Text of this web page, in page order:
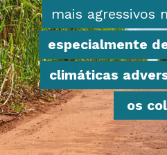
mais agressivos
especialmente
climáticas
os
mais agressivos
especialmente
climáticas
os